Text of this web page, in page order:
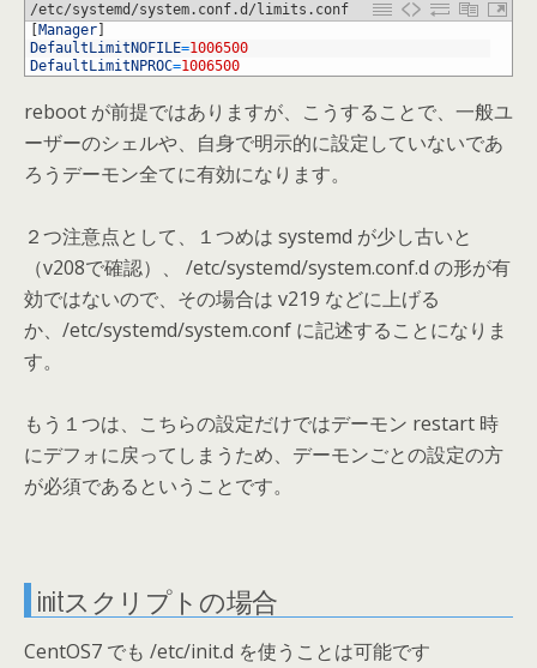
/etc/systemd/system.conf.d/limits.conf
Manager
DefaultLimitNOFILE=1006500
DefaultLimitNPROC=1006500
reboot が前提ではありますが、こうすることで、一般ユ
ーザーのシェルや、自身で明示的に設定していないであ
ろうデーモン全てに有効になります。
２つ注意点として、１つめは systemd が少し古いと
（v208で確認）、 /etc/systemd/system.conf.d の形が有
効ではないので、その場合は v219 などに上げる
か、/etc/systemd/system.conf に記述することになりま
す。
もう１つは、こちらの設定だけではデーモン restart 時
にデフォに戻ってしまうため、デーモンごとの設定の方
が必須であるということです。
initスクリプトの場合
CentOS7 でも /etc/init.d を使うことは可能です